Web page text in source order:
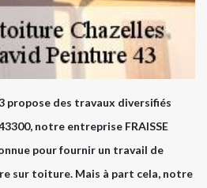
propose des travaux diversifiés
notre entreprise FRAISSE
pour fournir un travail de
sur toiture. Mais à part cela, notre